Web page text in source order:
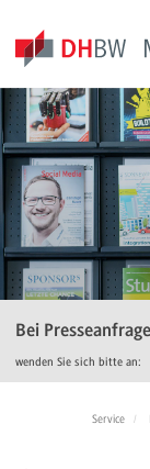
Bei
wenden Sie sich bitte an:
Service